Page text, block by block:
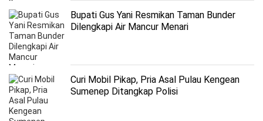
Bupati Gus Yani Resmikan Taman Bunder
Dilengkapi Air Mancur Menari
Curi Mobil Pikap, Pria Asal Pulau Kengean
Sumenep Ditangkap Polisi